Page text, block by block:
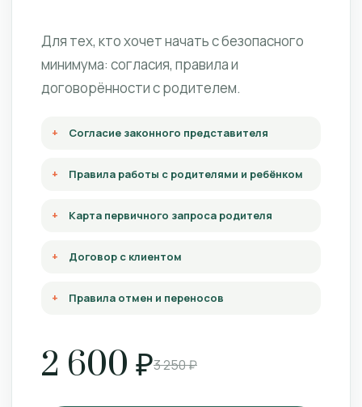
Для тех, кто хочет начать с безопасного
минимума: согласия, правила и
договорённости с родителем.
Согласие законного представителя
Правила работы с родителями и ребёнком
Карта первичного запроса родителя
Договор с клиентом
Правила отмен и переносов
2 600 ₽3 250 ₽